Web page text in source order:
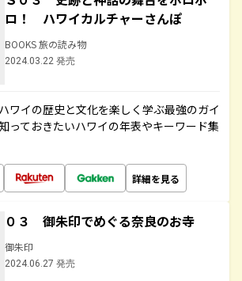
ロ！ ハワイカルチャーさんぽ
BOOKS 旅の読み物
2024.03.22 発売
ワイの歴史と文化を楽しく学ぶ最強のガイ
っておきたいハワイの年表やキーワード集
詳細を見る
０３ 御朱印でめぐる奈良のお寺
御朱印
2024.06.27 発売